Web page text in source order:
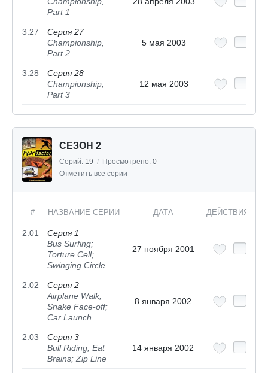
Part 1
3.27
Серия 27
Championship,
Part 2
5 мая 2003
3.28
Серия 28
Championship,
Part 3
12 мая 2003
СЕЗОН 2
Серий: 19 / Просмотрено: 0
Отметить все серии
# НАЗВАНИЕ СЕРИИ ДАТА ДЕЙСТВИЯ
2.01
Серия 1
Bus Surfing;
Torture Cell;
Swinging Circle
27 ноября 2001
2.02
Серия 2
Airplane Walk;
Snake Face-off;
Car Launch
8 января 2002
2.03
Серия 3
Bull Riding; Eat
Brains; Zip Line
14 января 2002